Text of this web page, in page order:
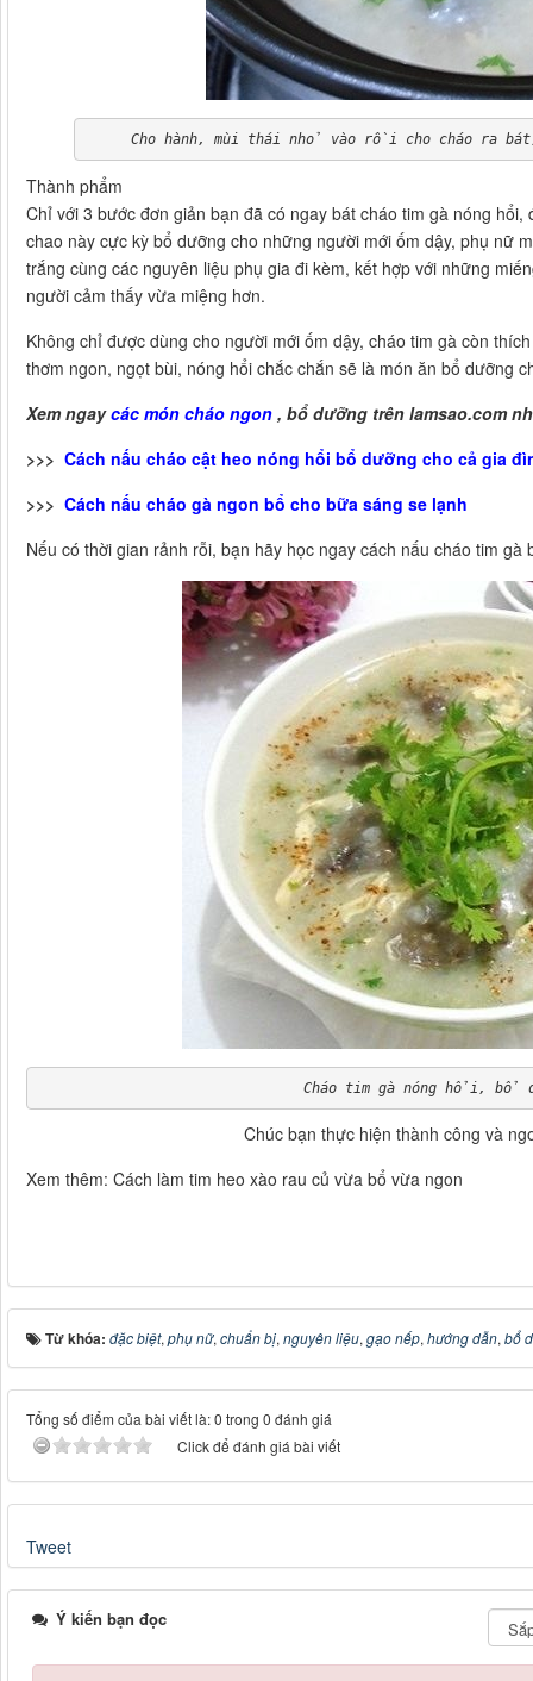
Cho hành, mùi thái nhỏ vào rồi cho cháo ra
Thành phẩm
Chỉ với 3 bước đơn giản bạn đã có ngay bát cháo tim gà nóng
chao này cực kỳ bổ dưỡng cho những người mới ốm dậy, phụ nữ
trắng cùng các nguyên liệu phụ gia đi kèm, kết hợp với những
người cảm thấy vừa miệng hơn.
Không chỉ được dùng cho người mới ốm dậy, cháo tim gà còn
thơm ngon, ngọt bùi, nóng hổi chắc chắn sẽ là món ăn bổ dưỡng
Xem ngaycác món cháo ngon , bổ dưỡng trên lamsao.com
>>> Cách nấu cháo cật heo nóng hổi bổ dưỡng cho cả gia
>>> Cách nấu cháo gà ngon bổ cho bữa sáng se lạnh
Nếu có thời gian rảnh rỗi, bạn hãy học ngay cách nấu cháo tim
Cháo tim gà nóng hổi, bổ
Chúc bạn thực hiện thành công và
Xem thêm: Cách làm tim heo xào rau củ vừa bổ vừa ngon
Từ khóa: đặc biệt, phụ nữ, chuẩn bị, nguyên liệu, gạo nếp, hướng dẫn, bổ
Tổng số điểm của bài viết là: 0 trong 0 đánh giá
Click để đánh giá bài viết
Tweet
Ý kiến bạn đọc